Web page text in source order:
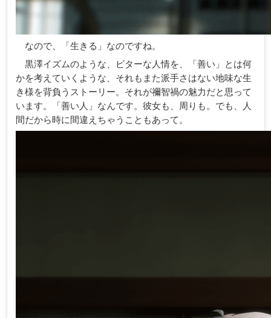
なので、「生きる」なのですね。
黒澤イズムのような、ビターな人情を、「善い」とは何
かを考えていくような、それもまた派手さはない地味な生
き様を背負うストーリー。それが禰智禍の魅力だと思って
います。「善い人」なんです。彼女も、周りも。でも、人
間だから時に間違えちゃうこともあって。